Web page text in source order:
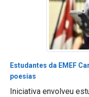
Estudantes da EMEF
poesias
Iniciativa envolveu